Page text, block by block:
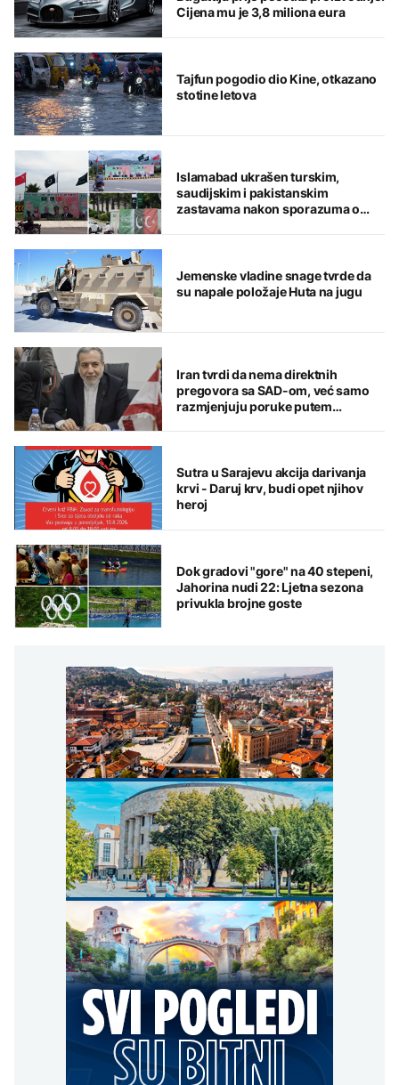
Cijena mu je 3,8 miliona eura
Tajfun pogodio dio Kine, otkazano
stotine letova
Islamabad ukrašen turskim,
saudijskim i pakistanskim
zastavama nakon sporazuma o
Jemenske vladine snage tvrde da
su napale položaje Huta na jugu
Iran tvrdi da nema direktnih
pregovora sa SAD-om, već samo
razmjenjuju poruke putem
Sutra u Sarajevu akcija darivanja
krvi - Daruj krv, budi opet njihov
heroj
Dok gradovi "gore" na 40 stepeni,
Jahorina nudi 22: Ljetna sezona
privukla brojne goste